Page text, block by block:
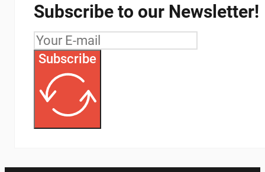
Subscribe to our Newsletter!
Subscribe